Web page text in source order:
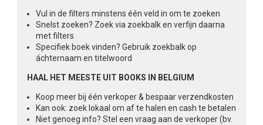
Vul in de filters minstens één veld in om te zoeken
Snelst zoeken? Zoek via zoekbalk en verfijn daarna
met filters
Specifiek boek vinden? Gebruik zoekbalk op
áchternaam en titelwoord
HAAL HET MEESTE UIT BOOKS IN BELGIUM
Koop meer bij één verkoper & bespaar verzendkosten
Kan ook: zoek lokaal om af te halen en cash te betalen
Niet genoeg info? Stel een vraag aan de verkoper (bv.